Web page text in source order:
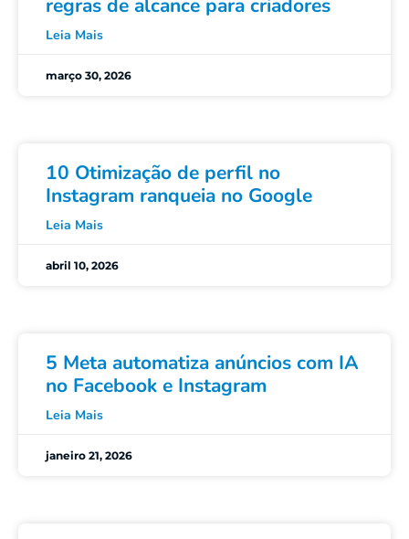
regras de alcance para criadores
Leia Mais
março 30, 2026
10 Otimização de perfil no
Instagram ranqueia no Google
Leia Mais
abril 10, 2026
5 Meta automatiza anúncios com IA
no Facebook e Instagram
Leia Mais
janeiro 21, 2026